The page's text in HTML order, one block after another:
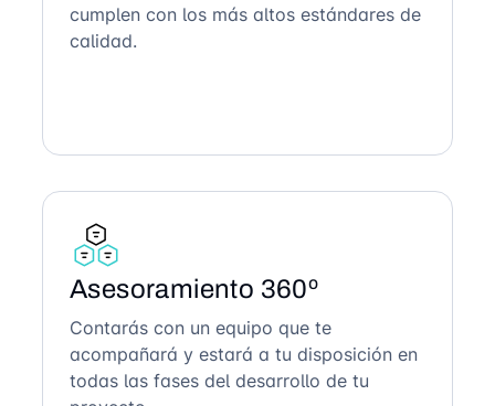
cumplen con los más altos estándares de
calidad.
Asesoramiento 360º
Contarás con un equipo que te
acompañará y estará a tu disposición en
todas las fases del desarrollo de tu